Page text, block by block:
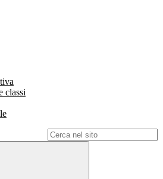
classi